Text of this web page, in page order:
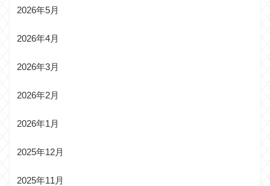
2026年5月
2026年4月
2026年3月
2026年2月
2026年1月
2025年12月
2025年11月